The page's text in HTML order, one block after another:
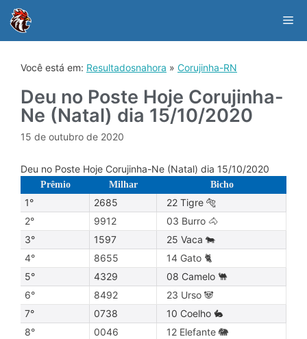
content
Você está em: Resultadosnahora » Corujinha-RN
Deu no Poste Hoje Corujinha-
Ne (Natal) dia 15/10/2020
15 de outubro de 2020
Deu no Poste Hoje Corujinha-Ne (Natal) dia 15/10/2020
Prêmio Milhar Bicho
1° 2685
22 Tigre 🐅
2°
9912
03 Burro 🐴
3°
1597
25 Vaca 🐄
4°
8655
14 Gato 🐈
5°
4329
08 Camelo 🐫
6°
8492
23 Urso 🐼
7°
0738
10 Coelho 🐇
8°
0046
12 Elefante 🐘